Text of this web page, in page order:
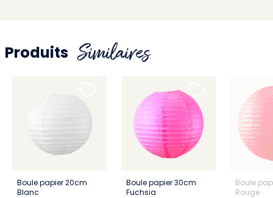
Produits Similaires
Boule papier 20cm
Blanc
Boule papier 30cm
Fuchsia
Boule
Rouge